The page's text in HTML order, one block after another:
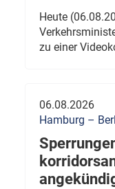
Heute
zu einer
06.08.2026
Hamburg –